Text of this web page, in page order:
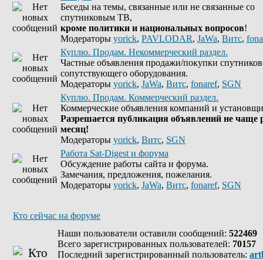
Беседы на темы, связанные или не связанные со
спутниковым ТВ,
кроме политики и национальных вопросов!
Модераторы yorick, PAVLODAR, JaWa, Витс,
Куплю. Продам. Некоммерческий раздел.
Частные объявления продажи/покупки
сопутствующего оборудования.
Модераторы yorick, JaWa, Витс, fonaref, SGN
Куплю. Продам. Коммерческий раздел.
Коммерческие объявления компаний и
Разрешается публикация объявлений не чаще
месяц!
Модераторы yorick, Витс, SGN
Работа Sat-Digest и форума
Обсуждение работы сайта и форума.
Замечания, предложения, пожелания.
Модераторы yorick, JaWa, Витс, fonaref, SGN
Кто сейчас на форуме
Наши пользователи оставили сообщений: 522469
Всего зарегистрированных пользователей: 70157
Последний зарегистрированный пользователь: